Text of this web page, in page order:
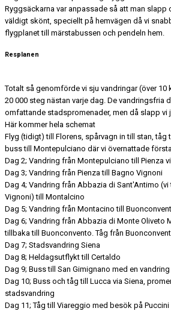
Ryggsäckarna var anpassade så att man slapp
väldigt skönt, speciellt på hemvägen då vi
flygplanet till märstabussen och pendeln hem.
Resplanen
Totalt så genomförde vi sju vandringar (över 10
20 000 steg nästan varje dag. De vandringsfria
omfattande stadspromenader, men då slapp vi
Här kommer hela schemat
Flyg (tidigt) till Florens, spårvagn in till stan, tåg
buss till Montepulciano där vi övernattade
Dag 2; Vandring från Montepulciano till Pienza
Dag 3; Vandring från Pienza till Bagno Vignoni
Dag 4; Vandring från Abbazia di Sant'Antimo
Vignoni) till Montalcino
Dag 5; Vandring från Montacino till
Dag 6; Vandring från Abbazia di Monte Oliveto
tillbaka till Buonconvento. Tåg från
Dag 7; Stadsvandring Siena
Dag 8; Heldagsutflykt till Certaldo
Dag 9; Buss till San Gimignano med en
Dag 10; Buss och tåg till Lucca via Siena,
stadsvandring
Dag 11; Tåg till Viareggio med besök på